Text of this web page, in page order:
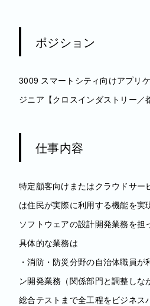
ポジション
3009 スマートシティ向けアプリ
ジニア【クロスインダストリー／
仕事内容
特定顧客向けまたはクラウドサー
は住民が実際に利用する機能を実
ソフトウェアの設計開発業務を担
具体的な業務は
・消防・防災分野の自治体職員が
ン開発業務（関係部門と調整しな
総合テストまで全工程をビジネス